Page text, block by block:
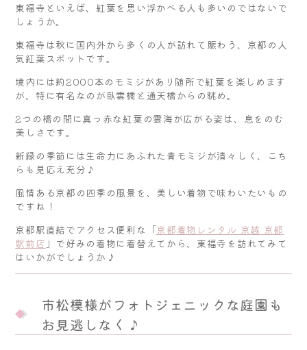
東福寺といえば、紅葉を思い浮かべる人も多いのではないで
しょうか。
東福寺は秋に国内外から多くの人が訪れて賑わう、京都の人
気紅葉スポットです。
境内には約2000本のモミジがあり随所で紅葉を楽しめます
が、特に有名なのが臥雲橋と通天橋からの眺め。
2つの橋の間に真っ赤な紅葉の雲海が広がる姿は、息をのむ
美しさです。
新緑の季節には生命力にあふれた青モミジが清々しく、こち
らも見応え充分♪
風情ある京都の四季の風景を、美しい着物で味わいたいもの
ですね！
京都駅直結でアクセス便利な「京都着物レンタル 京越 京都
駅前店 」で好みの着物に着替えてから、東福寺を訪れてみて
はいかがでしょうか♪
市松模様がフォトジェニックな庭園も
お見逃しなく♪